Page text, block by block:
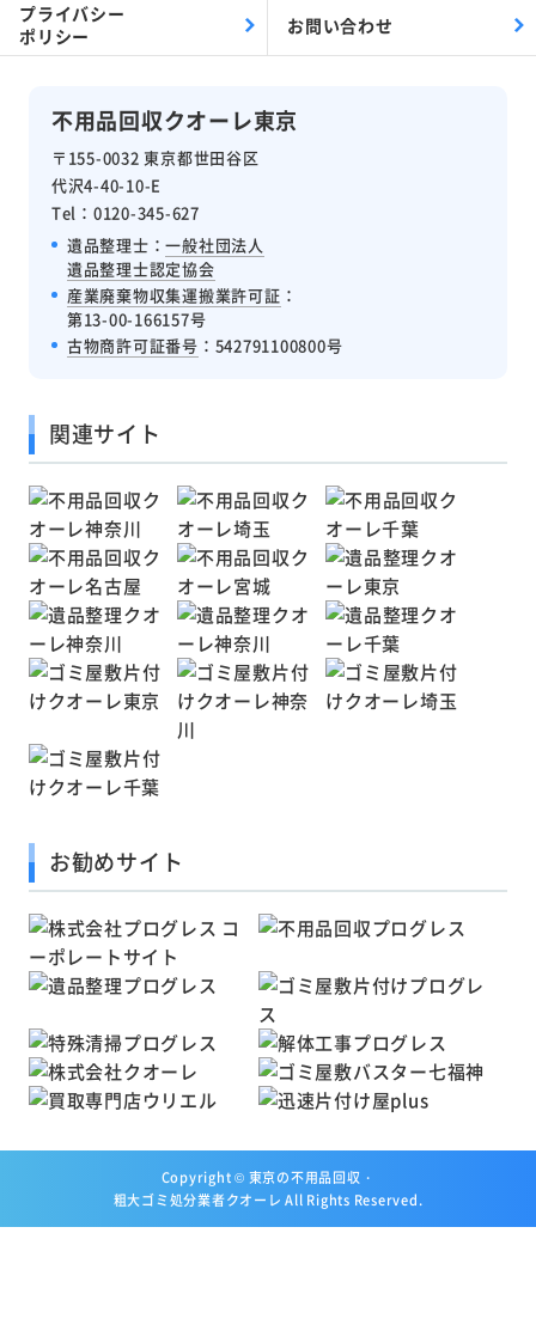
不用品回収クオーレ東京
〒155-0032 東京都世田谷区
代沢4-40-10-E
Tel：0120-345-627
遺品整理士：一般社団法人
遺品整理士認定協会
産業廃棄物収集運搬業許可証 ：
第13-00-166157号
古物商許可証番号 ：542791100800号
プライバシー
ポリシー
お問い合わせ
関連サイト
お勧めサイト
Copyright © 東京の不用品回収・
粗大ゴミ処分業者クオーレ All Rights Reserved.